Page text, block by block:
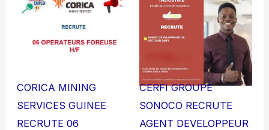
CORICA MINING
SERVICES GUINEE
RECRUTE 06
CERFI GROUPE
SONOCO RECRUTE
AGENT DEVELOPPEUR